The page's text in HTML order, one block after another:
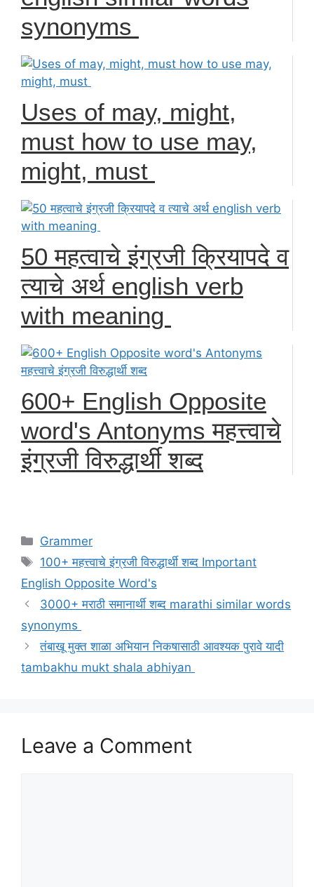
synonyms
Uses of may, might,
must how to use may,
might, must
50 महत्वाचे इंग्रजी क्रियापदे व
त्याचे अर्थ english verb
with meaning
600+ English Opposite
word's Antonyms महत्त्वाचे
इंग्रजी विरुद्धार्थी शब्द
Categories
Grammer
Tags
100+ महत्त्वाचे इंग्रजी विरुद्धार्थी शब्द Important
English Opposite Word's
3000+ मराठी समानार्थी शब्द marathi similar words
synonyms
तंबाखू मुक्त शाळा अभियान निकषासाठी आवश्यक पुरावे यादी
tambakhu mukt shala abhiyan
Leave a Comment